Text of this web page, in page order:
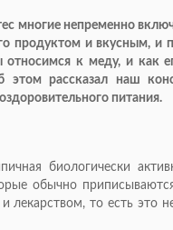
многие непременно
продуктом и вкусным, и
к меду, и как
этом рассказал наш
питания.
биологически
обычно
лекарством, то есть это